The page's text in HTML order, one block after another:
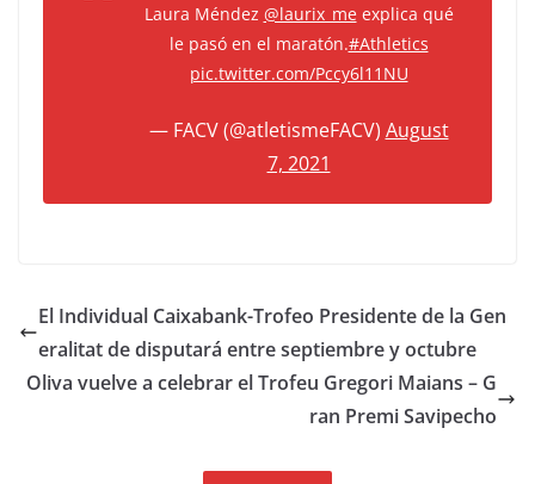
Laura Méndez @laurix_meexplica qué
le pasó en el maratón.#Athletics
pic.twitter.com/Pccy6l11NU
— FACV (@atletismeFACV) August
7, 2021
El Individual Caixabank-Trofeo Presidente de la Gen
eralitat de disputará entre septiembre y octubre
Oliva vuelve a celebrar el Trofeu Gregori Maians – G
ran Premi Savipecho